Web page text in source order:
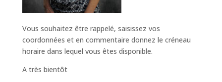
Vous souhaitez être rappelé, saisissez vos
coordonnées et en commentaire donnez le créneau
horaire dans lequel vous êtes disponible.
A très bientôt